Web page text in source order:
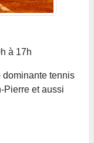
à 17h
dominante tennis
Pierre et aussi